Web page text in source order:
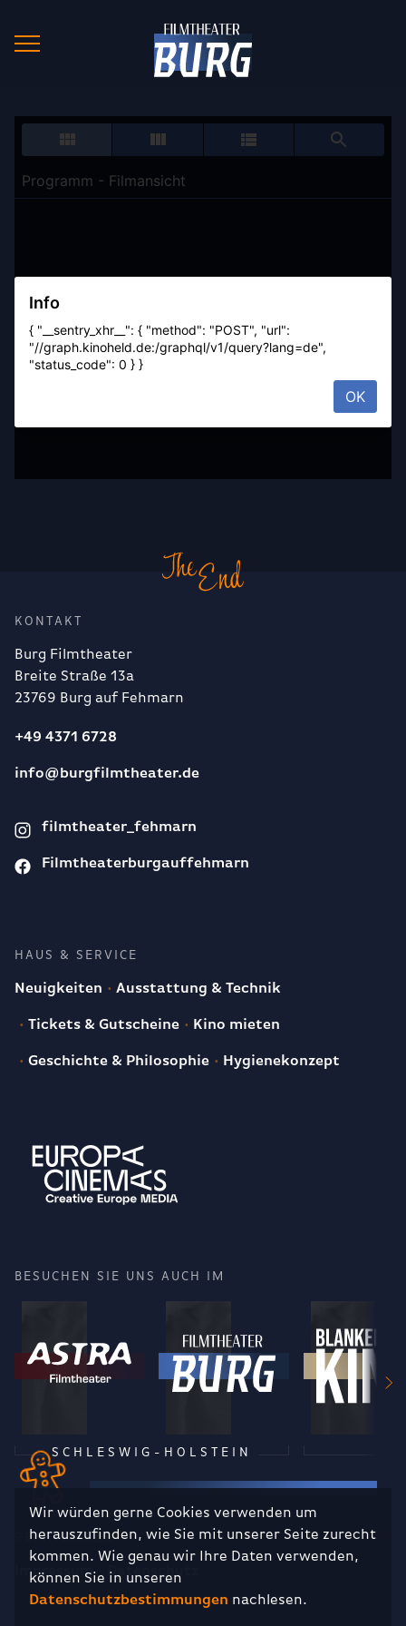
Wir würden gerne Cookies verwenden um
herauszufinden, wie Sie mit unserer Seite zurecht
kommen. Wie genau wir Ihre Daten verwenden,
können Sie in unseren
Datenschutzbestimmungen nachlesen.
KONTAKT
Burg Filmtheater
Breite Straße 13a
23769 Burg auf Fehmarn
+49 4371 6728
info@burgfilmtheater.de
filmtheater_fehmarn
Filmtheaterburgauffehmarn
HAUS & SERVICE
Neuigkeiten Ausstattung & Technik
Tickets & Gutscheine Kino mieten
Geschichte & Philosophie Hygienekonzept
BESUCHEN SIE UNS AUCH IM
SCHLESWIG-HOLSTEIN
RECHTLICHES
Impressum Datenschutz